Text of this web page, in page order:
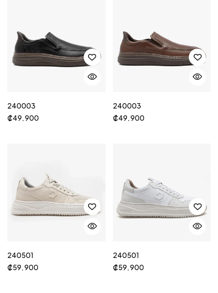
240003
₡49, 900
240003
₡49, 900
240501
₡59, 900
240501
₡59, 900